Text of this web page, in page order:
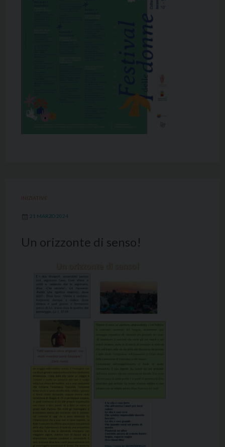
INIZIATIVE
21 MARZO 2024
Un orizzonte di senso!